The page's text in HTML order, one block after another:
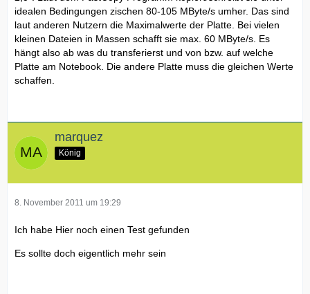
idealen Bedingungen zischen 80-105 MByte/s umher. Das sind
laut anderen Nutzern die Maximalwerte der Platte. Bei vielen
kleinen Dateien in Massen schafft sie max. 60 MByte/s. Es
hängt also ab was du transferierst und von bzw. auf welche
Platte am Notebook. Die andere Platte muss die gleichen Werte
schaffen.
marquez
König
8. November 2011 um 19:29
Ich habe Hier noch einen Test gefunden
Es sollte doch eigentlich mehr sein